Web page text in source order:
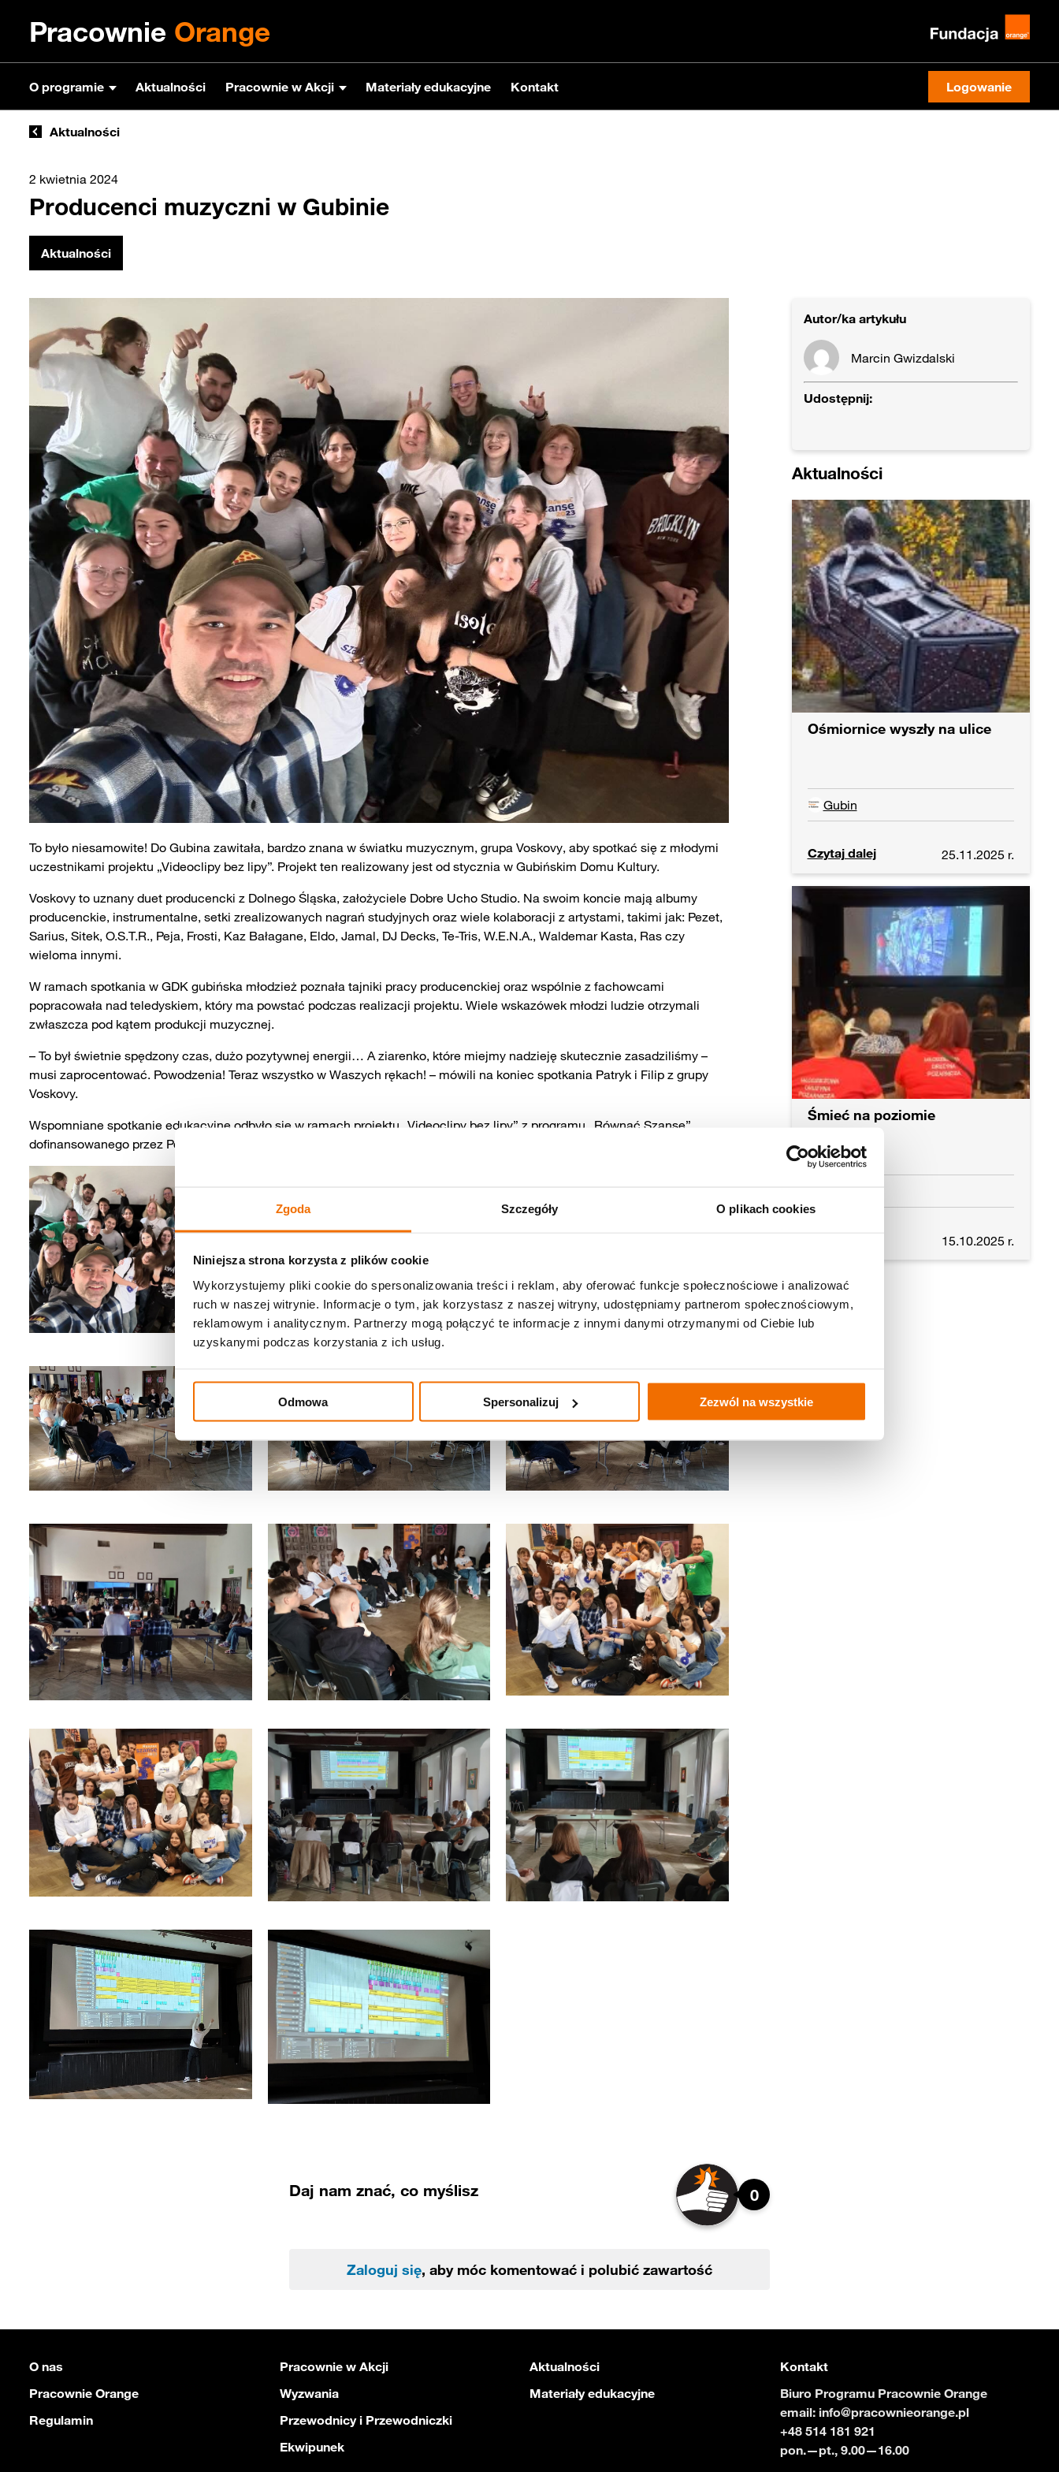
Zgoda Szczegóły O plikach cookies
Niniejsza strona korzysta z plików cookie
Wykorzystujemy pliki cookie do spersonalizowania treści i reklam, aby oferować funkcje społecznościowe i analizować
ruch w naszej witrynie. Informacje o tym, jak korzystasz z naszej witryny, udostępniamy partnerom społecznościowym,
reklamowym i analitycznym. Partnerzy mogą połączyć te informacje z innymi danymi otrzymanymi od Ciebie lub
uzyskanymi podczas korzystania z ich usług.
Odmowa Spersonalizuj Zezwól na wszystkie
Pracownie Orange
O programie Aktualności Pracownie w Akcji Materiały edukacyjne Kontakt Logowanie
Aktualności
2 kwietnia 2024
Producenci muzyczni w Gubinie
Aktualności
To było niesamowite! Do Gubina zawitała, bardzo znana w światku muzycznym, grupa Voskovy, aby spotkać się z młodymi
uczestnikami projektu „Videoclipy bez lipy”. Projekt ten realizowany jest od stycznia w Gubińskim Domu Kultury.
Voskovy to uznany duet producencki z Dolnego Śląska, założyciele Dobre Ucho Studio. Na swoim koncie mają albumy
producenckie, instrumentalne, setki zrealizowanych nagrań studyjnych oraz wiele kolaboracji z artystami, takimi jak: Pezet,
Sarius, Sitek, O.S.T.R., Peja, Frosti, Kaz Bałagane, Eldo, Jamal, DJ Decks, Te-Tris, W.E.N.A., Waldemar Kasta, Ras czy
wieloma innymi.
W ramach spotkania w GDK gubińska młodzież poznała tajniki pracy producenckiej oraz wspólnie z fachowcami
popracowała nad teledyskiem, który ma powstać podczas realizacji projektu. Wiele wskazówek młodzi ludzie otrzymali
zwłaszcza pod kątem produkcji muzycznej.
– To był świetnie spędzony czas, dużo pozytywnej energii… A ziarenko, które miejmy nadzieję skutecznie zasadziliśmy –
musi zaprocentować. Powodzenia! Teraz wszystko w Waszych rękach! – mówili na koniec spotkania Patryk i Filip z grupy
Voskovy.
Wspomniane spotkanie edukacyjne odbyło się w ramach projektu „Videoclipy bez lipy” z programu „Równać Szanse”,
dofinansowanego przez Polsko-Amerykańską Fundację Wolności, administrowanego przez Fundację Civis Polonus.
Autor/ka artykułu
Marcin Gwizdalski
Udostępnij:
Aktualności
Ośmiornice wyszły na ulice
Gubin
Czytaj dalej 25.11.2025 r.
Śmieć na poziomie
15.10.2025 r.
Daj nam znać, co myślisz 0
Zaloguj się, aby móc komentować i polubić zawartość
O nas
Pracownie Orange
Regulamin
Pracownie w Akcji
Wyzwania
Przewodnicy i Przewodniczki
Ekwipunek
Aktualności
Materiały edukacyjne
Kontakt
Biuro Programu Pracownie Orange
email: info@pracownieorange.pl
+48 514 181 921
pon.—pt., 9.00—16.00